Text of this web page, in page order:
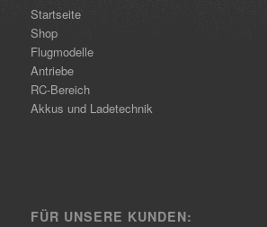
Startseite
Shop
Flugmodelle
Antriebe
RC-Bereich
Akkus und Ladetechnik
FÜR UNSERE KUNDEN: